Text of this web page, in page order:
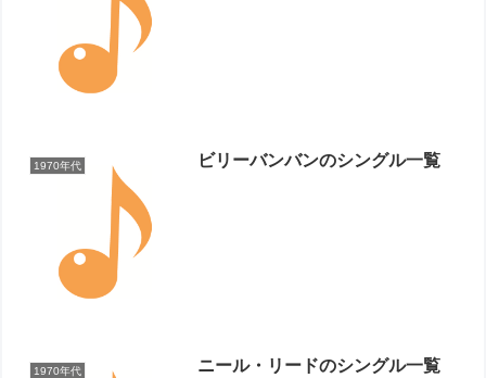
1970年代 ビリーバンバンのシングル一覧
1970年代 ニール・リードのシングル一覧